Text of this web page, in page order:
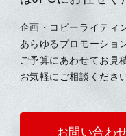
企画・コピーライティ
あらゆるプロモーショ
ご予算にあわせてお見
お気軽にご相談くださ
お問い合わ